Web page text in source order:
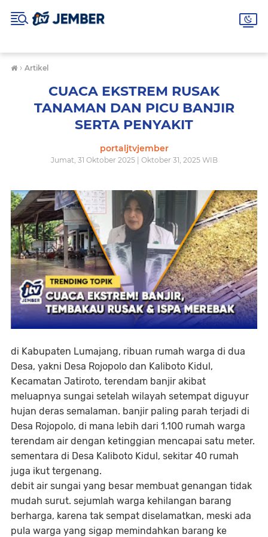
› Artikel
CUACA EKSTREM RUSAK
TANAMAN DAN PICU BANJIR
SERTA PENYAKIT
portaljtvjember
Jumat, 31 Oktober 2025 | Oktober 31, 2025 WIB
di Kabupaten Lumajang, ribuan rumah warga di dua
Desa, yakni Desa Rojopolo dan Kaliboto Kidul,
Kecamatan Jatiroto, terendam banjir akibat
meluapnya sungai setelah wilayah setempat diguyur
hujan deras semalaman. banjir paling parah terjadi di
Desa Rojopolo, di mana lebih dari 1.100 rumah warga
terendam air dengan ketinggian mencapai satu meter.
sementara di Desa Kaliboto Kidul, sekitar 40 rumah
juga ikut tergenang.
debit air sungai yang besar membuat genangan tidak
mudah surut. sejumlah warga kehilangan barang
berharga, karena tak sempat diselamatkan, meski ada
pula warga yang sigap memindahkan barang ke